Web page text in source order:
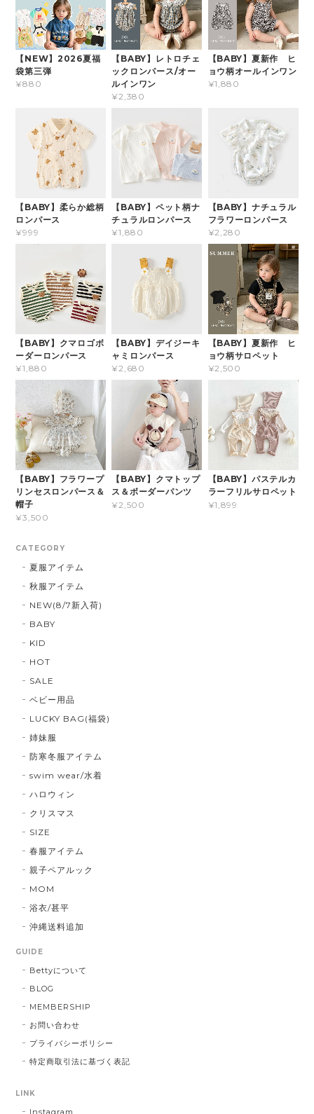
【NEW】2026夏福
袋第三弾
¥880
【BABY】レトロチェ
ックロンパース/オー
ルインワン
¥2,380
【BABY】夏新作 ヒ
ョウ柄オールインワン
¥1,880
【BABY】柔らか総柄
ロンパース
¥999
【BABY】ペット柄ナ
チュラルロンパース
¥1,880
【BABY】ナチュラル
フラワーロンパース
¥2,280
【BABY】クマロゴボ
ーダーロンパース
¥1,880
【BABY】デイジーキ
ャミロンパース
¥2,680
【BABY】夏新作 ヒ
ョウ柄サロペット
¥2,500
【BABY】フラワープ
リンセスロンパース＆
帽子
¥3,500
【BABY】クマトップ
ス＆ボーダーパンツ
¥2,500
【BABY】パステルカ
ラーフリルサロペット
¥1,899
CATEGORY
夏服アイテム
秋服アイテム
NEW(8/7新入荷)
BABY
KID
HOT
SALE
ベビー用品
LUCKY BAG(福袋)
姉妹服
防寒冬服アイテム
swim wear/水着
ハロウィン
クリスマス
SIZE
春服アイテム
親子ペアルック
MOM
浴衣/甚平
沖縄送料追加
GUIDE
Bettyについて
BLOG
MEMBERSHIP
お問い合わせ
プライバシーポリシー
特定商取引法に基づく表記
LINK
Instagram